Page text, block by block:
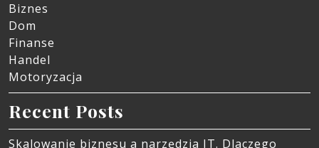
Biznes
Dom
Finanse
Handel
Motoryzacja
Recent Posts
Skalowanie biznesu a narzędzia IT. Dlaczego